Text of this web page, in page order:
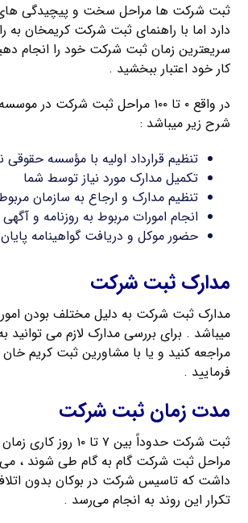
ثبت شرکت ها مراحل سخت و پیچیدگی
دارد اما با راهنمای ثبت شرکت کریمخان به
سریعترین زمان ثبت شرکت خود را انجام
کار خود اعتبار ببخشید .
در واقع ۰ تا ۱۰۰ مراحل ثبت شرکت
شرح زیر میباشد :
تنظیم قرارداد اولیه با مؤسسه
تکمیل مدارک مورد نیاز توسط شما
تنظیم مدارک و ارجاع به سازمان
انجام امورات مربوط به روزنامه و آگهی
حضور موکل و دریافت گواهینامه پایان
مدارک ثبت شرکت
مدارک ثبت شرکت به دلیل مختلف بودن
میباشد . برای بررسی مدارک لازم می توانید
مراجعه کنید و یا با مشاورین ثبت کریم
فرمایید .
مدت زمان ثبت شرکت
ثبت شرکت حدوداً بین ۷ تا ۱۰
مراحل ثبت شرکت گام به گام طی شوند ،
داشت که تاسیس شرکت در بوكان بدون
تکرار این روند به انجام می‌رسد .